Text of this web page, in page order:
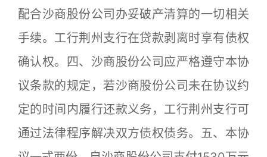
配合沙商股份公司办妥破产清算的一切相关
手续。工行荆州支行在贷款剥离时享有债权
确认权。四、沙商股份公司应严格遵守本协
议条款的规定，若沙商股份公司未在协议约
定的时间内履行还款义务，工行荆州支行可
通过法律程序解决双方债权债务。五、本协